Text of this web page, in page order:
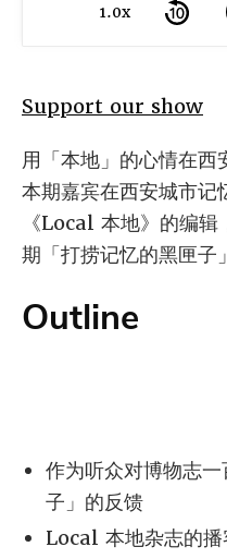
1.0x
Support our show
用「本地」的心情在西
本期嘉宾在西安城市记
《Local 本地》的编
期「打捞记忆的黑匣子
Outline
作为听众对博物志
子」的反馈
Local 本地杂志的播